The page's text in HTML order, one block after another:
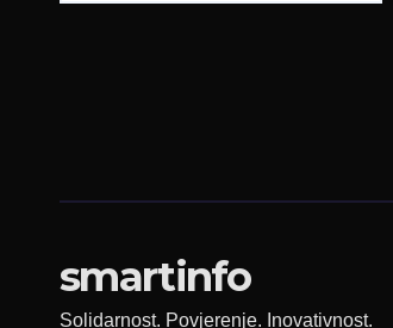
smartinfo
Solidarnost. Povjerenje. Inovativnost.